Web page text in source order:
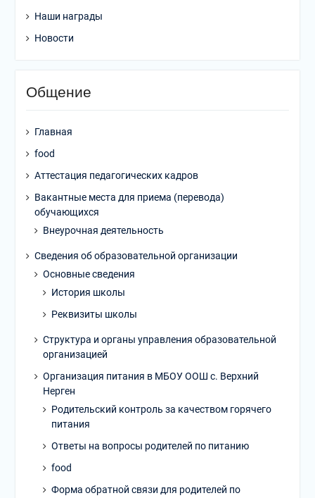
Наши награды
Новости
Общение
Главная
food
Аттестация педагогических кадров
Вакантные места для приема (перевода)
обучающихся
Внеурочная деятельность
Сведения об образовательной организации
Основные сведения
История школы
Реквизиты школы
Структура и органы управления образовательной
организацией
Организация питания в МБОУ ООШ с. Верхний
Нерген
Родительский контроль за качеством горячего
питания
Ответы на вопросы родителей по питанию
food
Форма обратной связи для родителей по